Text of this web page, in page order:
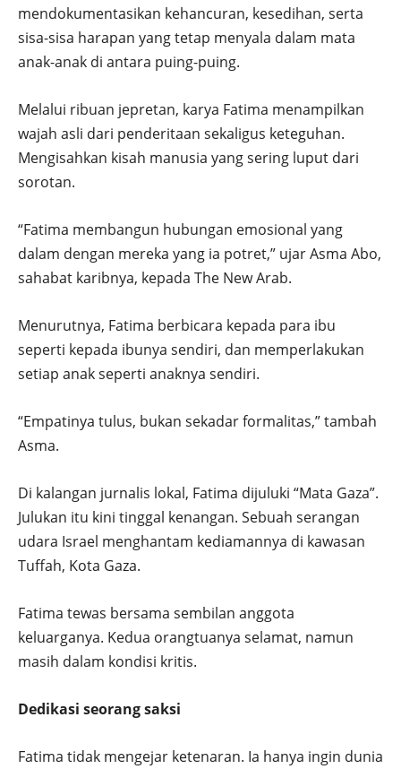
mendokumentasikan kehancuran, kesedihan, serta
sisa-sisa harapan yang tetap menyala dalam mata
anak-anak di antara puing-puing.
Melalui ribuan jepretan, karya Fatima menampilkan
wajah asli dari penderitaan sekaligus keteguhan.
Mengisahkan kisah manusia yang sering luput dari
sorotan.
“Fatima membangun hubungan emosional yang
dalam dengan mereka yang ia potret,” ujar Asma Abo,
sahabat karibnya, kepada The New Arab.
Menurutnya, Fatima berbicara kepada para ibu
seperti kepada ibunya sendiri, dan memperlakukan
setiap anak seperti anaknya sendiri.
“Empatinya tulus, bukan sekadar formalitas,” tambah
Asma.
Di kalangan jurnalis lokal, Fatima dijuluki “Mata Gaza”.
Julukan itu kini tinggal kenangan. Sebuah serangan
udara Israel menghantam kediamannya di kawasan
Tuffah, Kota Gaza.
Fatima tewas bersama sembilan anggota
keluarganya. Kedua orangtuanya selamat, namun
masih dalam kondisi kritis.
Dedikasi seorang saksi
Fatima tidak mengejar ketenaran. Ia hanya ingin dunia